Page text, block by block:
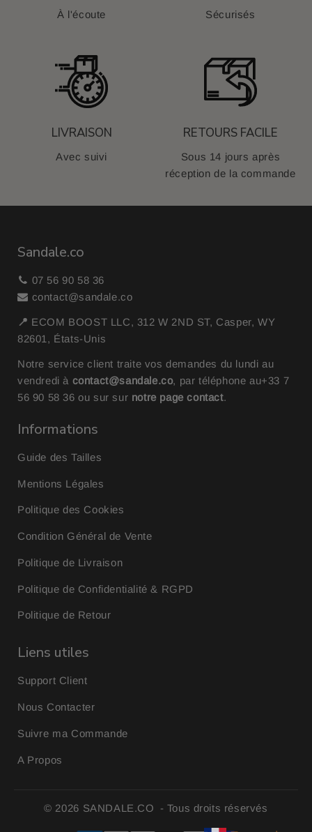
À l'écoute Sécurisés
LIVRAISON
Avec suivi
RETOURS FACILE
Sous 14 jours après
réception de la commande
Sandale.co
07 56 90 58 36
contact@sandale.co
📍 ECOM BOOST LLC, 312 W 2ND ST, Casper, WY
82601, États-Unis
Notre service client traite vos demandes du lundi au
vendredi à contact@sandale.co, par téléphone au+33 7
56 90 58 36ou sur sur notre page contact.
Informations
Guide des Tailles
Mentions Légales
Politique des Cookies
Condition Général de Vente
Politique de Livraison
Politique de Confidentialité & RGPD
Politique de Retour
Liens utiles
Support Client
Nous Contacter
Suivre ma Commande
A Propos
© 2026 SANDALE.CO - Tous droits réservés